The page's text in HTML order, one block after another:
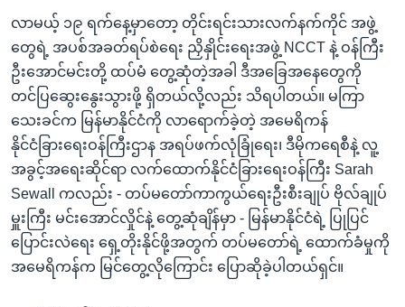
လာမယ့် ၁၉ ရက်နေ့မှာတော့ တိုင်းရင်းသားလက်နက်ကိုင် အဖွဲ့
တွေရဲ့ အပစ်အခတ်ရပ်စဲရေး ညှိနှိုင်းရေးအဖွဲ့ NCCT နဲ့ ဝန်ကြီး
ဦးအောင်မင်းတို့ ထပ်မံ တွေ့ဆုံတဲ့အခါ ဒီအခြေအနေတွေကို
တင်ပြဆွေးနွေးသွားဖို့ ရှိတယ်လို့လည်း သိရပါတယ်။ မကြာ
သေးခင်က မြန်မာနိုင်ငံကို လာရောက်ခဲ့တဲ့ အမေရိကန်
နိုင်ငံခြားရေးဝန်ကြီးဌာန အရပ်ဖက်လုံခြုံရေး၊ ဒီမိုကရေစီနဲ့ လူ့
အခွင့်အရေးဆိုင်ရာ လက်ထောက်နိုင်ငံခြားရေးဝန်ကြီး Sarah
Sewall ကလည်း - တပ်မတော်ကာကွယ်ရေးဦးစီးချုပ် ဗိုလ်ချုပ်
မှူးကြီး မင်းအောင်လှိုင်နဲ့ တွေ့ဆုံချိန်မှာ - မြန်မာနိုင်ငံရဲ့ ပြုပြင်
ပြောင်းလဲရေး ရှေ့တိုးနိုင်ဖို့အတွက် တပ်မတော်ရဲ့ ထောက်ခံမှုကို
အမေရိကန်က မြင်တွေ့လိုကြောင်း ပြောဆိုခဲ့ပါတယ်ရှင်။